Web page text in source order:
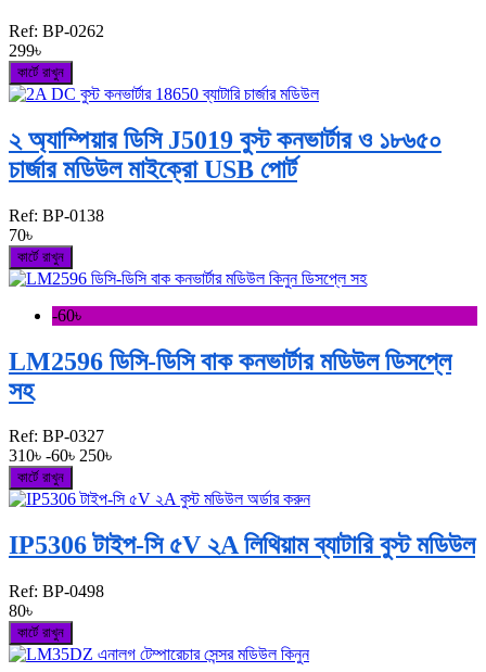
Ref: BP-0262
299৳
কার্টে রাখুন
২ অ্যাম্পিয়ার ডিসি J5019 বুস্ট কনভার্টার ও ১৮৬৫০
চার্জার মডিউল মাইক্রো USB পোর্ট
Ref: BP-0138
70৳
কার্টে রাখুন
-60৳
LM2596 ডিসি-ডিসি বাক কনভার্টার মডিউল ডিসপ্লে
সহ
Ref: BP-0327
310৳ -60৳ 250৳
কার্টে রাখুন
IP5306 টাইপ-সি ৫V ২A লিথিয়াম ব্যাটারি বুস্ট মডিউল
Ref: BP-0498
80৳
কার্টে রাখুন